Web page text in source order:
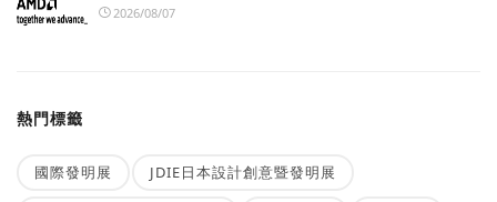
2026/08/07
熱門標籤
國際發明展 JDIE日本設計創意暨發明展